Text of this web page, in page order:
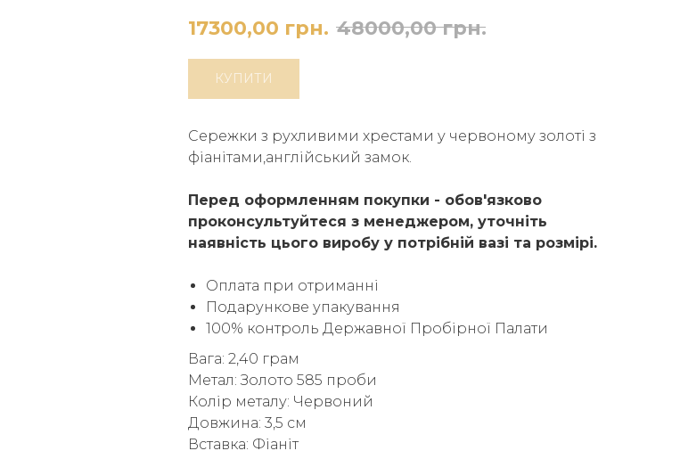
17300,00 грн. 48000,00 грн.
КУПИТИ
Сережки з рухливими хрестами у червоному золоті з
фіанітами,англійський замок.
Перед оформленням покупки - обов'язково
проконсультуйтеся з менеджером, уточніть
наявність цього виробу у потрібній вазі та розмірі.
Оплата при отриманні
Подарункове упакування
100% контроль Державної Пробірної Палати
Вага: 2,40 грам
Метал: Золото 585 проби
Колір металу: Червоний
Довжина: 3,5 см
Вставка: Фіаніт